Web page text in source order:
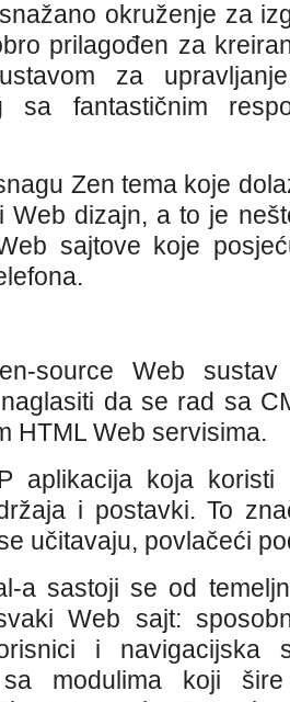
okruženje za
prilagođen za
za
sa fantastičnim
Zen tema koje
Web dizajn, a to je
sajtove koje
source Web
da se rad sa
HTML Web servisima.
aplikacija koja koristi
i postavki. To
učitavaju, povlačeći
a sastoji se od
Web sajt:
i navigacijska
modulima koji